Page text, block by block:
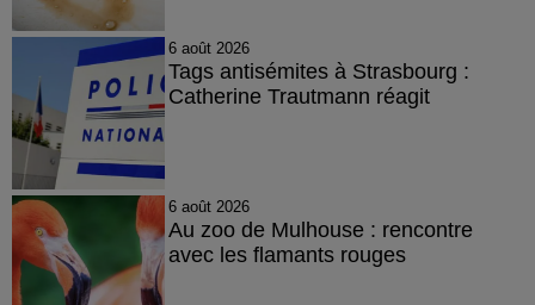
6 août 2026
Tags antisémites à Strasbourg :
Catherine Trautmann réagit
6 août 2026
Au zoo de Mulhouse : rencontre
avec les flamants rouges